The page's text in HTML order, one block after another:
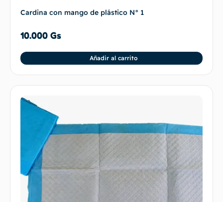
Cardina con mango de plástico N° 1
10.000 Gs
Añadir al carrito